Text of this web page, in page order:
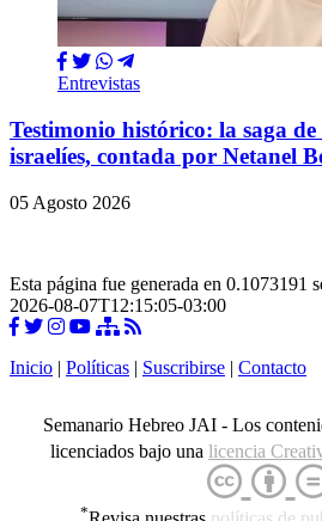
Entrevistas
Testimonio histórico: la saga de
israelíes, contada por Netanel
05 Agosto 2026
Esta página fue generada en 0.1073191
2026-08-07T12:15:05-03:00
Inicio | Políticas | Suscribirse | Contacto
Semanario Hebreo JAI - Los
licenciados bajo una licencia
*